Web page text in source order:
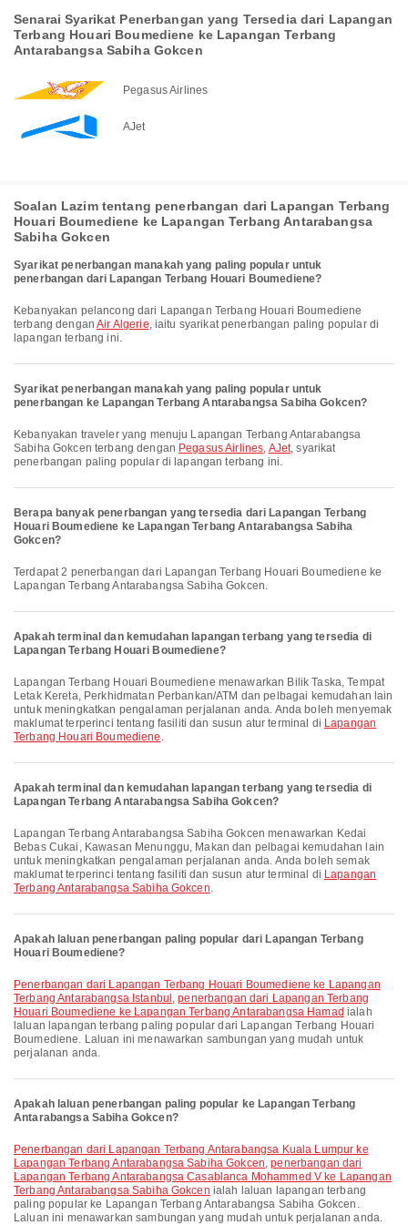
Senarai Syarikat Penerbangan yang Tersedia dari Lapangan
Terbang Houari Boumediene ke Lapangan Terbang
Antarabangsa Sabiha Gokcen
Pegasus Airlines
AJet
Soalan Lazim tentang penerbangan dari Lapangan Terbang
Houari Boumediene ke Lapangan Terbang Antarabangsa
Sabiha Gokcen
Syarikat penerbangan manakah yang paling popular untuk
penerbangan dari Lapangan Terbang Houari Boumediene?
Kebanyakan pelancong dari Lapangan Terbang Houari Boumediene
terbang denganAir Algerie, iaitu syarikat penerbangan paling popular di
lapangan terbang ini.
Syarikat penerbangan manakah yang paling popular untuk
penerbangan ke Lapangan Terbang Antarabangsa Sabiha Gokcen?
Kebanyakan traveler yang menuju Lapangan Terbang Antarabangsa
Sabiha Gokcen terbang dengan Pegasus Airlines, AJet, syarikat
penerbangan paling popular di lapangan terbang ini.
Berapa banyak penerbangan yang tersedia dari Lapangan Terbang
Houari Boumediene ke Lapangan Terbang Antarabangsa Sabiha
Gokcen?
Terdapat 2 penerbangan dari Lapangan Terbang Houari Boumediene ke
Lapangan Terbang Antarabangsa Sabiha Gokcen.
Apakah terminal dan kemudahan lapangan terbang yang tersedia di
Lapangan Terbang Houari Boumediene?
Lapangan Terbang Houari Boumediene menawarkan Bilik Taska, Tempat
Letak Kereta, Perkhidmatan Perbankan/ATM dan pelbagai kemudahan lain
untuk meningkatkan pengalaman perjalanan anda. Anda boleh menyemak
maklumat terperinci tentang fasiliti dan susun atur terminal di Lapangan
Terbang Houari Boumediene .
Apakah terminal dan kemudahan lapangan terbang yang tersedia di
Lapangan Terbang Antarabangsa Sabiha Gokcen?
Lapangan Terbang Antarabangsa Sabiha Gokcen menawarkan Kedai
Bebas Cukai, Kawasan Menunggu, Makan dan pelbagai kemudahan lain
untuk meningkatkan pengalaman perjalanan anda. Anda boleh semak
maklumat terperinci tentang fasiliti dan susun atur terminal di Lapangan
Terbang Antarabangsa Sabiha Gokcen.
Apakah laluan penerbangan paling popular dari Lapangan Terbang
Houari Boumediene?
penerbangan dari Lapangan Terbang Houari Boumediene ke Lapangan
Terbang Antarabangsa Istanbul ,penerbangan dari Lapangan Terbang
Houari Boumediene ke Lapangan Terbang Antarabangsa Hamad ialah
laluan lapangan terbang paling popular dari Lapangan Terbang Houari
Boumediene. Laluan ini menawarkan sambungan yang mudah untuk
perjalanan anda.
Apakah laluan penerbangan paling popular ke Lapangan Terbang
Antarabangsa Sabiha Gokcen?
penerbangan dari Lapangan Terbang Antarabangsa Kuala Lumpur ke
Lapangan Terbang Antarabangsa Sabiha Gokcen,penerbangan dari
Lapangan Terbang Antarabangsa Casablanca Mohammed V ke Lapangan
Terbang Antarabangsa Sabiha Gokcen ialah laluan lapangan terbang
paling popular ke Lapangan Terbang Antarabangsa Sabiha Gokcen.
Laluan ini menawarkan sambungan yang mudah untuk perjalanan anda.